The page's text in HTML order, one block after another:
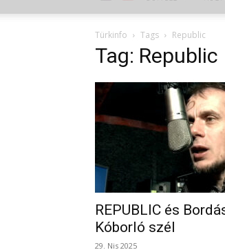
Türkinfo Tags Republic
Tag: Republic
REPUBLIC és
Kóborló szél
29. Nis 2025